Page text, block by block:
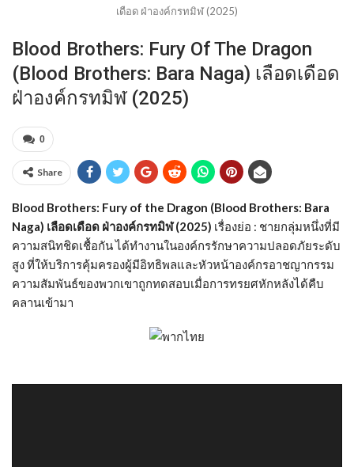
เดือด ฝ่าองค์กรทมิฬ (2025)
Blood Brothers: Fury Of The Dragon
(Blood Brothers: Bara Naga) เลือดเดือด
ฝ่าองค์กรทมิฬ (2025)
0
Share
Blood Brothers: Fury of the Dragon (Blood Brothers: Bara
Naga) เลือดเดือด ฝ่าองค์กรทมิฬ (2025) เรื่องย่อ : ชายกลุ่มหนึ่งที่มี
ความสนิทชิดเชื้อกัน ได้ทำงานในองค์กรรักษาความปลอดภัยระดับ
สูง ที่ให้บริการคุ้มครองผู้มีอิทธิพลและหัวหน้าองค์กรอาชญากรรม
ความสัมพันธ์ของพวกเขาถูกทดสอบเมื่อการทรยศหักหลังได้คืบ
คลานเข้ามา